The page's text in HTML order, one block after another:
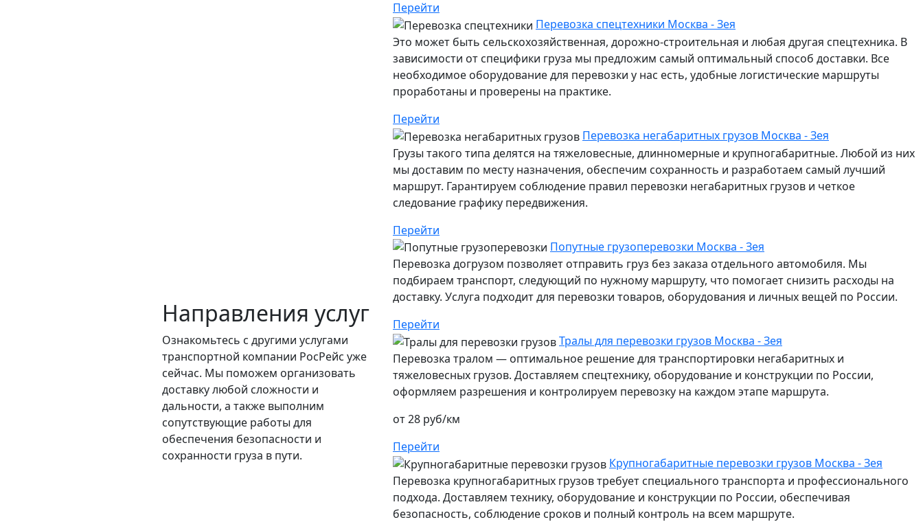
Направления услуг
Ознакомьтесь с другими услугами
транспортной компании РосРейс уже
сейчас. Мы поможем организовать
доставку любой сложности и
дальности, а также выполним
сопутствующие работы для
обеспечения безопасности и
сохранности груза в пути.
Перейти
Перевозка спецтехники Москва - Зея
Это может быть сельскохозяйственная, дорожно-строительная и любая другая спецтехника. В
зависимости от специфики груза мы предложим самый оптимальный способ доставки. Все
необходимое оборудование для перевозки у нас есть, удобные логистические маршруты
проработаны и проверены на практике.
Перейти
Перевозка негабаритных грузов Москва - Зея
Грузы такого типа делятся на тяжеловесные, длинномерные и крупногабаритные. Любой из них
мы доставим по месту назначения, обеспечим сохранность и разработаем самый лучший
маршрут. Гарантируем соблюдение правил перевозки негабаритных грузов и четкое
следование графику передвижения.
Перейти
Попутные грузоперевозки Москва - Зея
Перевозка догрузом позволяет отправить груз без заказа отдельного автомобиля. Мы
подбираем транспорт, следующий по нужному маршруту, что помогает снизить расходы на
доставку. Услуга подходит для перевозки товаров, оборудования и личных вещей по России.
Перейти
Тралы для перевозки грузов Москва - Зея
Перевозка тралом — оптимальное решение для транспортировки негабаритных и
тяжеловесных грузов. Доставляем спецтехнику, оборудование и конструкции по России,
оформляем разрешения и контролируем перевозку на каждом этапе маршрута.
от 28 руб/км
Перейти
Крупногабаритные перевозки грузов Москва - Зея
Перевозка крупногабаритных грузов требует специального транспорта и профессионального
подхода. Доставляем технику, оборудование и конструкции по России, обеспечивая
безопасность, соблюдение сроков и полный контроль на всем маршруте.